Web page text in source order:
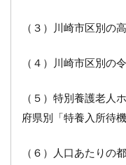
（３）川崎市区別の
（４）川崎市区別の
（５）特別養護老
府県別「特養入所待
（６）人口あたりの